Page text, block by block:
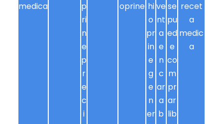
medica
p
ri
n
e
p
r
e
c
i
oprine hi
o
pr
in
e
g
e
n
er
ve
nt
a
e
n
c
ar
a
b
se
pu
ed
e
co
m
pr
ar
lib
recet
a
medic
a